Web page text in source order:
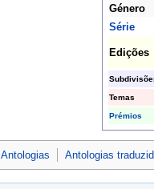
Género
Série
Edições
Temas
Prémios
Antologias Antologias